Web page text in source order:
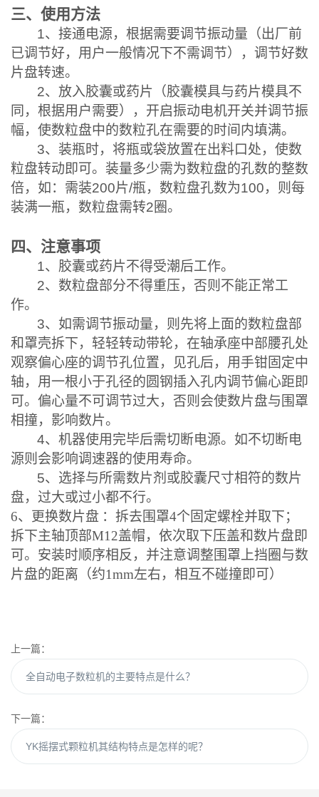
三、使用方法
1、接通电源，根据需要调节振动量（出厂前
已调节好，用户一般情况下不需调节），调节好数
片盘转速。
2、放入胶囊或药片（胶囊模具与药片模具不
同，根据用户需要），开启振动电机开关并调节振
幅，使数粒盘中的数粒孔在需要的时间内填满。
3、装瓶时，将瓶或袋放置在出料口处，使数
粒盘转动即可。装量多少需为数粒盘的孔数的整数
倍，如：需装200片/瓶，数粒盘孔数为100，则每
装满一瓶，数粒盘需转2圈。
四、注意事项
1、胶囊或药片不得受潮后工作。
2、数粒盘部分不得重压，否则不能正常工
作。
3、如需调节振动量，则先将上面的数粒盘部
和罩壳拆下，轻轻转动带轮，在轴承座中部腰孔处
观察偏心座的调节孔位置，见孔后，用手钳固定中
轴，用一根小于孔径的圆钢插入孔内调节偏心距即
可。偏心量不可调节过大，否则会使数片盘与围罩
相撞，影响数片。
4、机器使用完毕后需切断电源。如不切断电
源则会影响调速器的使用寿命。
5、选择与所需数片剂或胶囊尺寸相符的数片
盘，过大或过小都不行。
6、更换数片盘 ：拆去围罩4个固定螺栓并取下；
拆下主轴顶部M12盖帽，依次取下压盖和数片盘即
可。安装时顺序相反，并注意调整围罩上挡圈与数
片盘的距离（约1mm左右，相互不碰撞即可）
上一篇：
全自动电子数粒机的主要特点是什么？
下一篇：
YK摇摆式颗粒机其结构特点是怎样的呢？